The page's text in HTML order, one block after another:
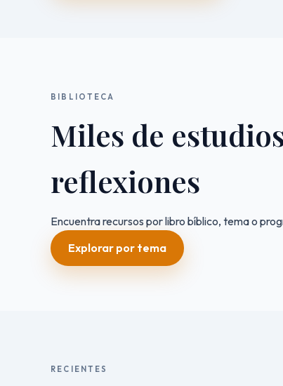
BIBLIOTECA
Miles de
reflexiones
Encuentra recursos por libro bíblico, tema o
Explorar por tema
RECIENTES